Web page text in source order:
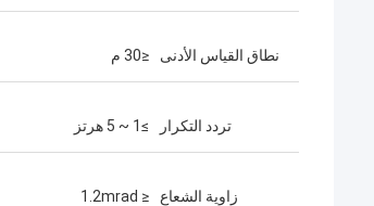
نطاق القياس الأدنى ≤30 م
تردد التكرار ≥1 ~ 5 هرتز
زاوية الشعاع ≤ 1.2mrad